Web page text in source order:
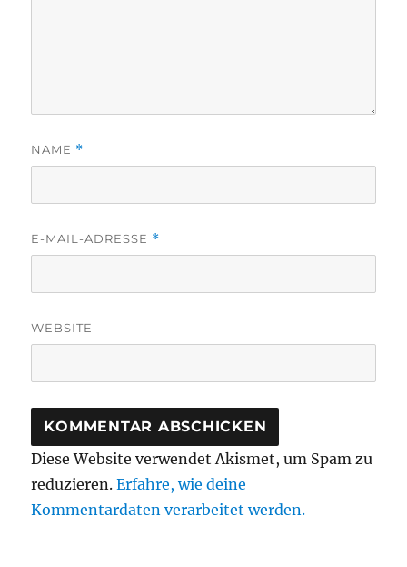
NAME *
E-MAIL-ADRESSE *
WEBSITE
Diese Website verwendet Akismet, um Spam zu
reduzieren.Erfahre, wie deine
Kommentardaten verarbeitet werden.